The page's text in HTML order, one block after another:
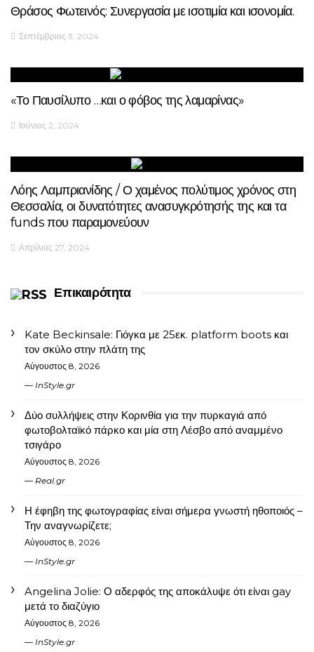
Θράσος Φωτεινός: Συνεργασία με ισοτιμία και ισονομία.
Σεπτέμβριος 3, 2024
«Το Παυσίλυπο …και ο φόβος της λαμαρίνας»
Ιούνιος 2, 2024
Λόης Λαμπριανίδης / Ο χαμένος πολύτιμος χρόνος στη
Θεσσαλία, οι δυνατότητες ανασυγκρότησής της και τα
funds που παραμονεύουν
Απρίλιος 27, 2024
Επικαιρότητα
Kate Beckinsale: Γιόγκα με 25εκ. platform boots και
τον σκύλο στην πλάτη της
Αύγουστος 8, 2026
InStyle.gr
Δύο συλλήψεις στην Κορινθία για την πυρκαγιά από
φωτοβολταϊκό πάρκο και μία στη Λέσβο από αναμμένο
τσιγάρο
Αύγουστος 8, 2026
Real.gr
Η έφηβη της φωτογραφίας είναι σήμερα γνωστή ηθοποιός –
Την αναγνωρίζετε;
Αύγουστος 8, 2026
InStyle.gr
Angelina Jolie: Ο αδερφός της αποκάλυψε ότι είναι gay
μετά το διαζύγιο
Αύγουστος 8, 2026
InStyle.gr